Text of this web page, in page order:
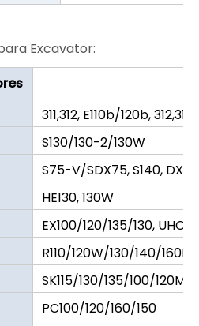
Excavator:
311,312, E110b/120b,
S130/130-2/130W
S75-V/SDX75, S140,
HE130, 130W
EX100/120/135/130,
R110/120W/130/140/
SK115/130/135/100/
PC100/120/160/150